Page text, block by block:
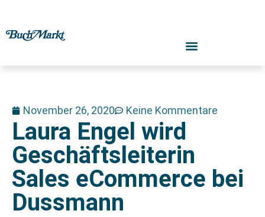
November 26, 2020 Keine Kommentare
Laura Engel wird
Geschäftsleiterin
Sales eCommerce bei
Dussmann